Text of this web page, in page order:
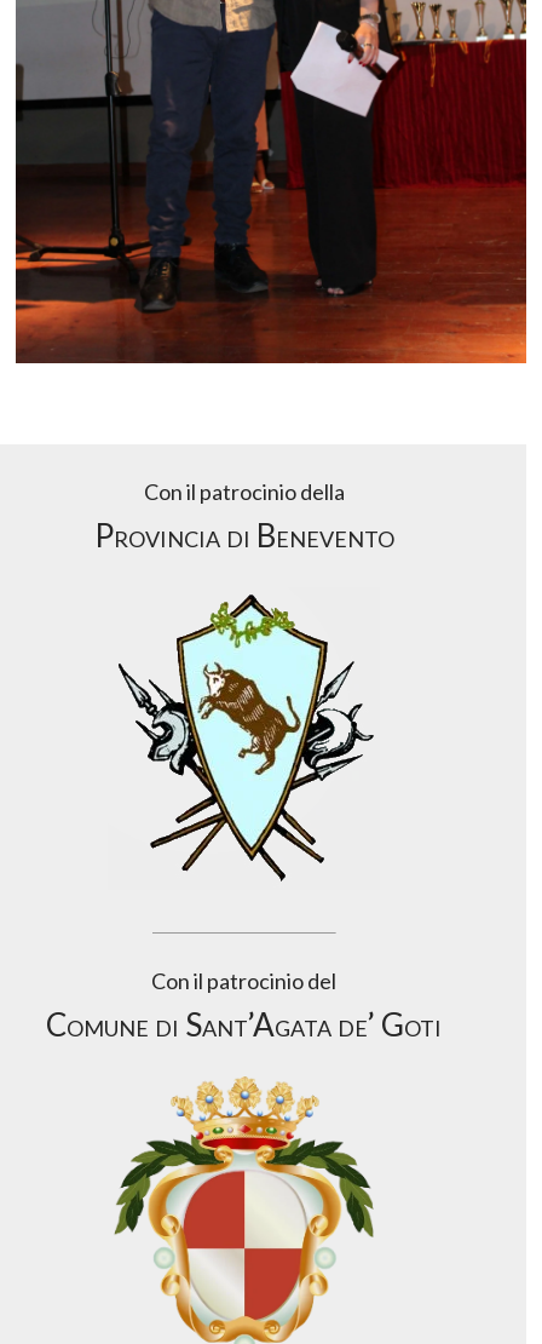
Con il patrocinio della
Provincia di Benevento
Con il patrocinio del
Comune di Sant’Agata de’ Goti